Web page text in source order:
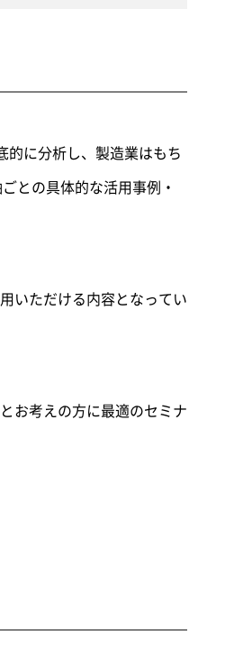
的に分析し、製造業はもち
との具体的な活用事例・
いただける内容となってい
お考えの方に最適のセミナ